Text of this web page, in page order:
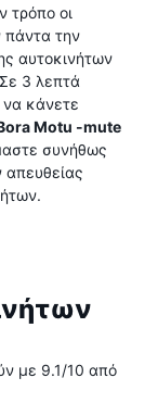
τρόπο οι
πάντα την
αυτοκινήτων
3 λεπτά
να κάνετε
Motu -mute
συνήθως
απευθείας
με 9.1/10 από